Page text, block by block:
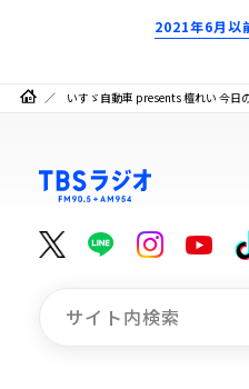
2021年6月以
いすゞ自動車 presents 檀れい 今日